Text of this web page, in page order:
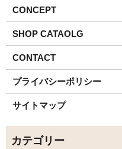
CONCEPT
SHOP CATAOLG
CONTACT
プライバシーポリシー
サイトマップ